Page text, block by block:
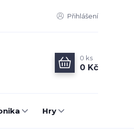
Přihlášení
0 ks
0 Kč
Hry